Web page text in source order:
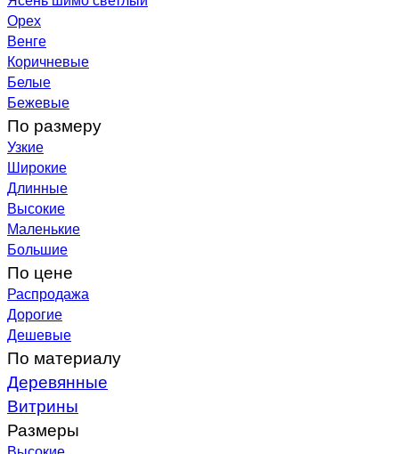
Орех
Венге
Коричневые
Белые
Бежевые
По размеру
Узкие
Широкие
Длинные
Высокие
Маленькие
Большие
По цене
Распродажа
Дорогие
Дешевые
По материалу
Деревянные
Витрины
Размеры